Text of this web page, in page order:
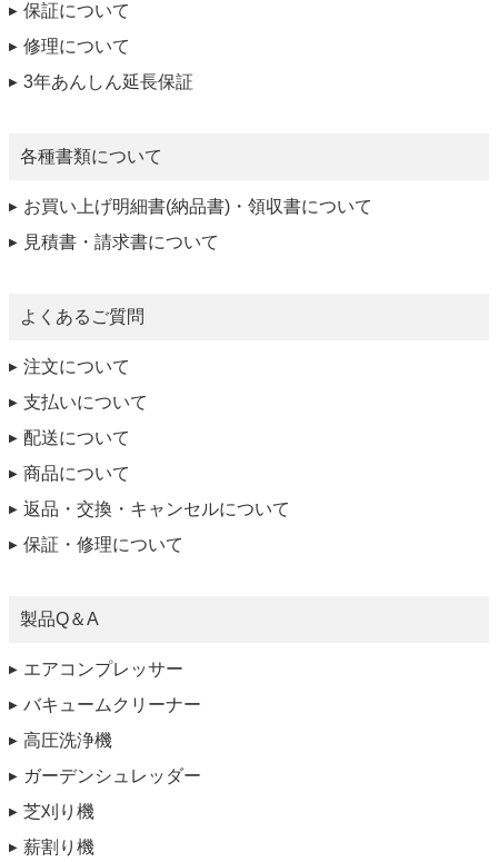
保証について
修理について
3年あんしん延長保証
各種書類について
お買い上げ明細書(納品書)・領収書について
見積書・請求書について
よくあるご質問
注文について
支払いについて
配送について
商品について
返品・交換・キャンセルについて
保証・修理について
製品Q＆A
エアコンプレッサー
バキュームクリーナー
高圧洗浄機
ガーデンシュレッダー
芝刈り機
薪割り機